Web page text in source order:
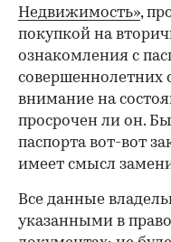
Недвижимость»,
покупкой на
ознакомления с
совершеннолетних
внимание на
просрочен ли он.
паспорта вот-вот
имеет смысл
Все данные
указанными в